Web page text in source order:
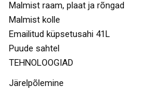
Malmist raam, plaat ja rõngad
Malmist kolle
Emailitud küpsetusahi 41L
Puude sahtel
TEHNOLOOGIAD
Järelpõlemine